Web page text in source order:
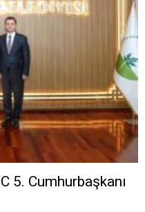
5. Cumhurbaşkanı